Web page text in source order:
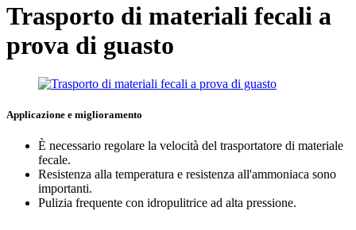
Trasporto di materiali fecali a
prova di guasto
Applicazione e miglioramento
È necessario regolare la velocità del trasportatore di materiale
fecale.
Resistenza alla temperatura e resistenza all'ammoniaca sono
importanti.
Pulizia frequente con idropulitrice ad alta pressione.